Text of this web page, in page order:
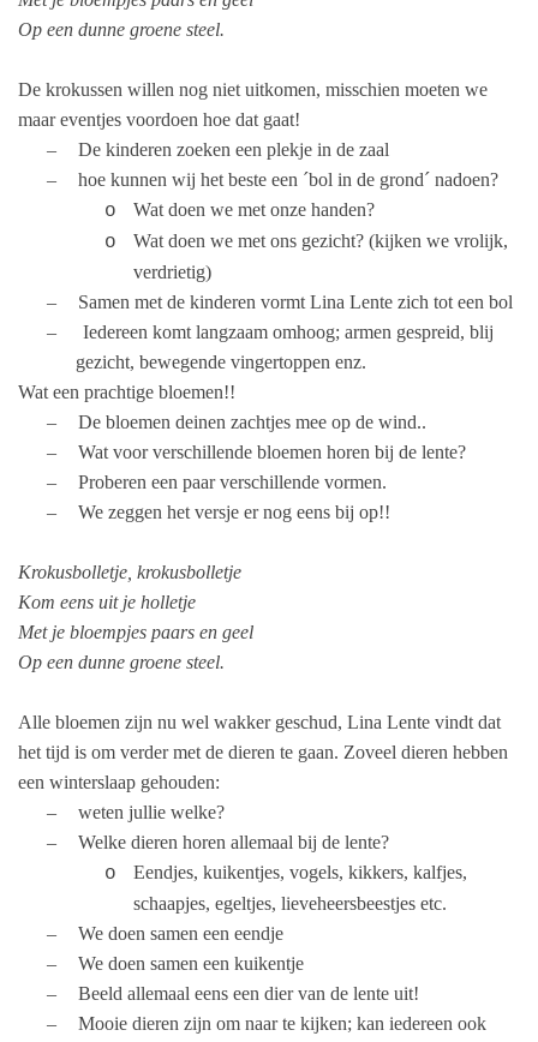
Op een dunne groene steel.
De krokussen willen nog niet uitkomen, misschien moeten we
maar eventjes voordoen hoe dat gaat!
–
De kinderen zoeken een plekje in de zaal
–
hoe kunnen wij het beste een ´bol in de grond´ nadoen?
o Wat doen we met onze handen?
o
Wat doen we met ons gezicht? (kijken we vrolijk,
verdrietig)
–
Samen met de kinderen vormt Lina Lente zich tot een bol
–
Iedereen komt langzaam omhoog; armen gespreid, blij
gezicht, bewegende vingertoppen enz.
Wat een prachtige bloemen!!
–
De bloemen deinen zachtjes mee op de wind..
–
Wat voor verschillende bloemen horen bij de lente?
–
Proberen een paar verschillende vormen.
–
We zeggen het versje er nog eens bij op!!
Krokusbolletje, krokusbolletje
Kom eens uit je holletje
Met je bloempjes paars en geel
Op een dunne groene steel.
Alle bloemen zijn nu wel wakker geschud, Lina Lente vindt dat
het tijd is om verder met de dieren te gaan. Zoveel dieren hebben
een winterslaap gehouden:
–
weten jullie welke?
–
Welke dieren horen allemaal bij de lente?
o
Eendjes, kuikentjes, vogels, kikkers, kalfjes,
schaapjes, egeltjes, lieveheersbeestjes etc.
–
We doen samen een eendje
–
We doen samen een kuikentje
–
Beeld allemaal eens een dier van de lente uit!
–
Mooie dieren zijn om naar te kijken; kan iedereen ook